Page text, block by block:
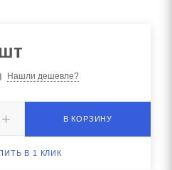
Нашли дешевле?
В КОРЗИНУ
В 1 КЛИК